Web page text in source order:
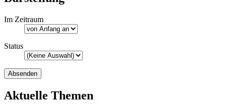
Im Zeitraum
Status
Aktuelle Themen